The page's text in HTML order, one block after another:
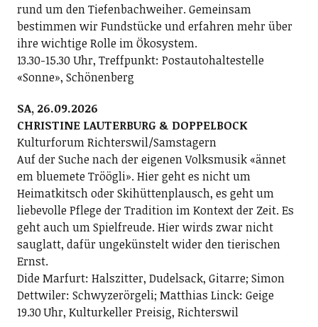
rund um den Tiefenbachweiher. Gemeinsam
bestimmen wir Fundstücke und erfahren mehr über
ihre wichtige Rolle im Ökosystem.
13.30-15.30 Uhr, Treffpunkt: Postautohaltestelle
«Sonne», Schönenberg
SA, 26.09.2026
CHRISTINE LAUTERBURG & DOPPELBOCK
Kulturforum Richterswil/Samstagern
Auf der Suche nach der eigenen Volksmusik «ännet
em bluemete Tröögli». Hier geht es nicht um
Heimatkitsch oder Skihüttenplausch, es geht um
liebevolle Pflege der Tradition im Kontext der Zeit. Es
geht auch um Spielfreude. Hier wirds zwar nicht
sauglatt, dafür ungekünstelt wider den tierischen
Ernst.
Dide Marfurt: Halszitter, Dudelsack, Gitarre; ­Simon
Dettwiler: Schwyzerörgeli; Matthias Linck: Geige
19.30 Uhr, Kulturkeller Preisig, Richterswil